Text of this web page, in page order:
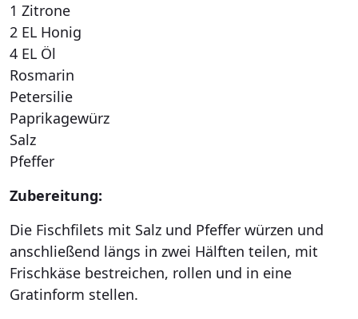
1 Zitrone
2 EL Honig
4 EL Öl
Rosmarin
Petersilie
Paprikagewürz
Salz
Pfeffer
Zubereitung:
Die Fischfilets mit Salz und Pfeffer würzen und
anschließend längs in zwei Hälften teilen, mit
Frischkäse bestreichen, rollen und in eine
Gratinform stellen.